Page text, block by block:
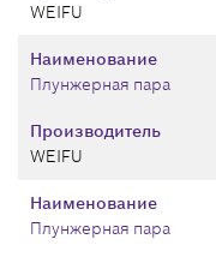
WEIFU
Производитель
WEIFU
Наименование
Плунжерная пара
Наименование
Плунжерная пара